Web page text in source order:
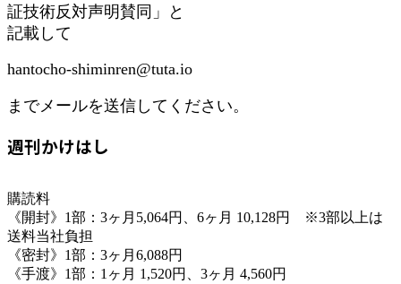
証技術反対声明賛同」と
記載して
hantocho-shiminren@tuta.io
までメールを送信してください。
週刊かけはし
購読料
《開封》1部：3ヶ月5,064円、6ヶ月 10,128円 ※3部以上は
送料当社負担
《密封》1部：3ヶ月6,088円
《手渡》1部：1ヶ月 1,520円、3ヶ月 4,560円